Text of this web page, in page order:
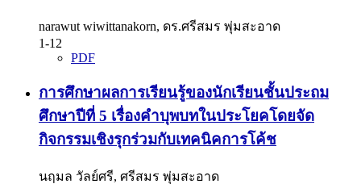
narawut wiwittanakorn, ดร.ศรีสมร พุ่มสะอาด
1-12
PDF
การศึกษาผลการเรียนรู้ของนักเรียนชั้นประถม
ศึกษาปีที่ 5 เรื่องคำบุพบทในประโยคโดยจัด
กิจกรรมเชิงรุกร่วมกับเทคนิคการโค้ช
นฤมล วัลย์ศรี, ศรีสมร พุ่มสะอาด